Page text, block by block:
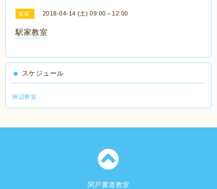
駅家 2018-04-14 (土) 09:00～12:00
駅家教室
スケジュール
神辺教室
関戸書道教室